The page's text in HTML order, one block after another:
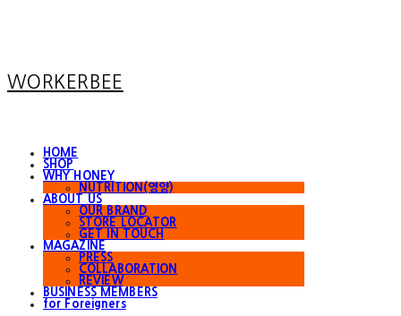
WORKERBEE
HOME
SHOP
WHY HONEY
NUTRITION(영양)
ABOUT US
OUR BRAND
STORE LOCATOR
GET IN TOUCH
MAGAZINE
PRESS
COLLABORATION
REVIEW
BUSINESS MEMBERS
for Foreigners